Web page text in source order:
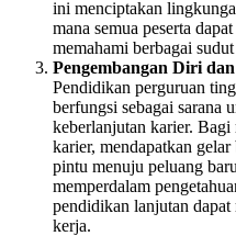
ini menciptakan
mana semua peserta
memahami berbagai
Pengembangan Diri
Pendidikan perguruan
berfungsi sebagai sarana
keberlanjutan karier. Bagi
karier, mendapatkan
pintu menuju peluang
memperdalam
pendidikan lanjutan dapat
kerja.